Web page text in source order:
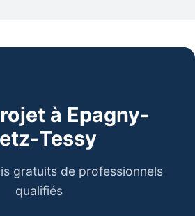
à Epagny-
Tessy
gratuits de professionnels
qualifiés